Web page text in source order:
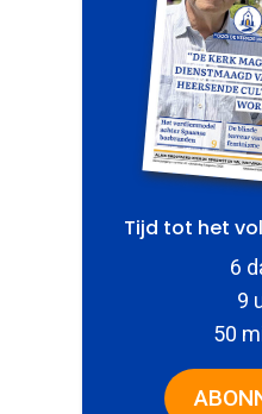
Tijd tot het
6
9
50